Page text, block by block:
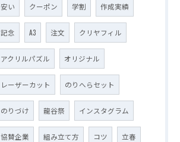
安い クーポン 学割 作成実績
記念 A3 注文 クリヤフィル
アクリルパズル オリジナル
レーザーカット のりへらセット
のりづけ 龍谷祭 インスタグラム
協賛企業 組み立て方 コツ 立春